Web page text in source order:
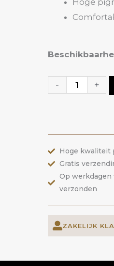
Hoge
-
Gelpolish
Delicate
+
Hoge kwaliteit
Gratis
Op werkdagen
verzonden
ZAKELIJK